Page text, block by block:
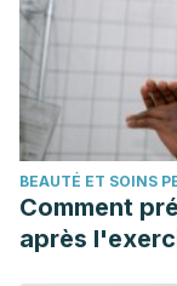
BEAUTÉ ET SOINS
Comment
après